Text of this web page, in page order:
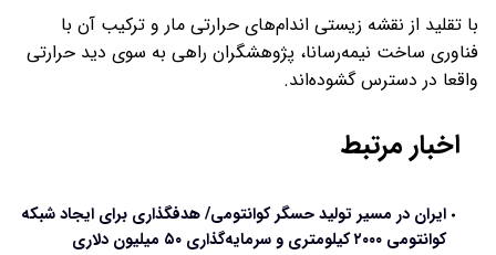
با تقلید از نقشه زیستی اندام‌های حرارتی مار و ترکیب آن با
فناوری ساخت نیمه‌رسانا، پژوهشگران راهی به سوی دید حرارتی
واقعا در دسترس گشوده‌اند.
اخبار مرتبط
ایران در مسیر تولید حسگر کوانتومی/ هدفگذاری‌ برای ایجاد شبکه
کوانتومی ۲۰۰۰ کیلومتری و سرمایه‌گذاری ۵۰ میلیون دلاری